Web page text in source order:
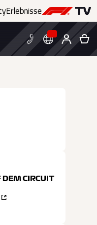
Erlebnisse
DEM CIRCUIT